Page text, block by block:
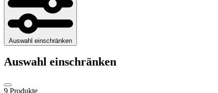
Auswahl einschränken
Auswahl einschränken
9 Produkte